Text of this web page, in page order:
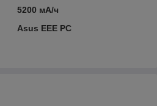
5200 мА/ч
Asus EEE PC